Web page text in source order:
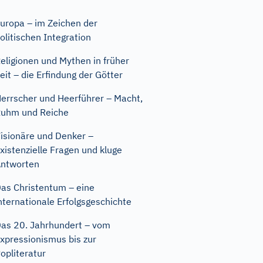
– im Zeichen der
Integration
und Mythen in früher
– die Erfindung der Götter
und Heerführer – Macht,
und Reiche
und Denker –
Fragen und kluge
Christentum – eine
Erfolgsgeschichte
20. Jahrhundert – vom
bis zur